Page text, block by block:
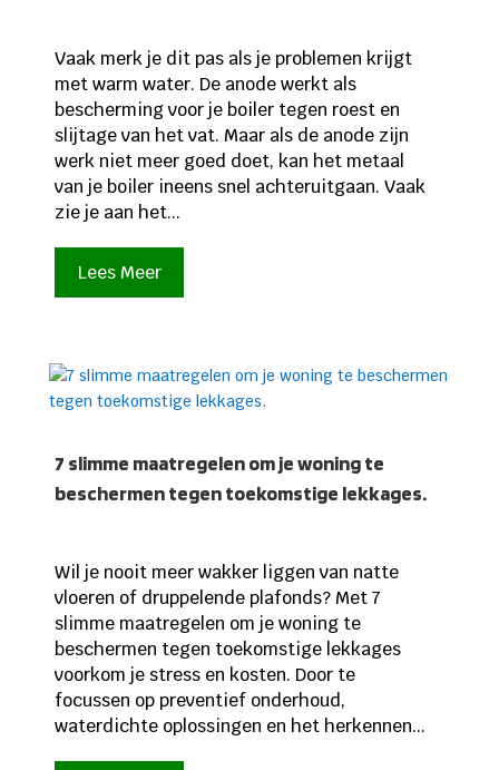
Vaak merk je dit pas als je problemen krijgt
met warm water. De anode werkt als
bescherming voor je boiler tegen roest en
slijtage van het vat. Maar als de anode zijn
werk niet meer goed doet, kan het metaal
van je boiler ineens snel achteruitgaan. Vaak
zie je aan het...
Lees Meer
7 slimme maatregelen om je woning te
beschermen tegen toekomstige lekkages.
Wil je nooit meer wakker liggen van natte
vloeren of druppelende plafonds? Met 7
slimme maatregelen om je woning te
beschermen tegen toekomstige lekkages
voorkom je stress en kosten. Door te
focussen op preventief onderhoud,
waterdichte oplossingen en het herkennen...